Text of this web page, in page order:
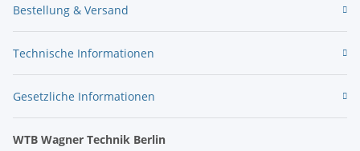
Bestellung & Versand
Technische Informationen
Gesetzliche Informationen
WTB Wagner Technik Berlin